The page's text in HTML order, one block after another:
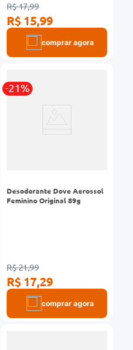
R$ 17,99
R$ 15,99
comprar agora
-21%
Desodorante Dove Aerossol
Feminino Original 89g
R$ 21,99
R$ 17,29
comprar agora